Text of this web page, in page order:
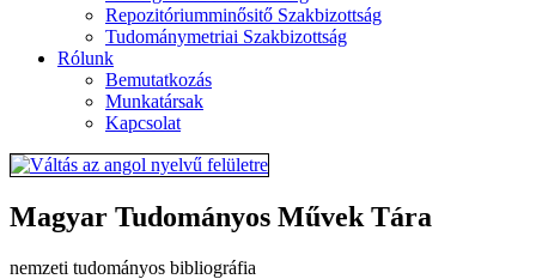
Repozitóriumminősitő Szakbizottság
Tudománymetriai Szakbizottság
Rólunk
Bemutatkozás
Munkatársak
Kapcsolat
Magyar Tudományos Művek Tára
nemzeti tudományos bibliográfia